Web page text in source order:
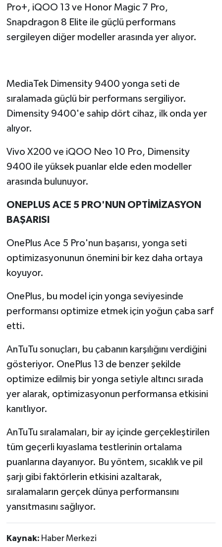
Pro+, iQOO 13 ve Honor Magic 7 Pro,
Snapdragon 8 Elite ile güçlü performans
sergileyen diğer modeller arasında yer alıyor.
MediaTek Dimensity 9400 yonga seti de
sıralamada güçlü bir performans sergiliyor.
Dimensity 9400'e sahip dört cihaz, ilk onda yer
alıyor.
Vivo X200 ve iQOO Neo 10 Pro, Dimensity
9400 ile yüksek puanlar elde eden modeller
arasında bulunuyor.
ONEPLUS ACE 5 PRO'NUN OPTİMİZASYON
BAŞARISI
OnePlus Ace 5 Pro'nun başarısı, yonga seti
optimizasyonunun önemini bir kez daha ortaya
koyuyor.
OnePlus, bu model için yonga seviyesinde
performansı optimize etmek için yoğun çaba sarf
etti.
AnTuTu sonuçları, bu çabanın karşılığını verdiğini
gösteriyor. OnePlus 13 de benzer şekilde
optimize edilmiş bir yonga setiyle altıncı sırada
yer alarak, optimizasyonun performansa etkisini
kanıtlıyor.
AnTuTu sıralamaları, bir ay içinde gerçekleştirilen
tüm geçerli kıyaslama testlerinin ortalama
puanlarına dayanıyor. Bu yöntem, sıcaklık ve pil
şarjı gibi faktörlerin etkisini azaltarak,
sıralamaların gerçek dünya performansını
yansıtmasını sağlıyor.
Kaynak: Haber Merkezi